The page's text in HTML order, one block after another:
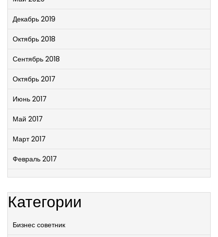
Декабрь 2019
Октябрь 2018
Сентябрь 2018
Октябрь 2017
Июнь 2017
Май 2017
Март 2017
Февраль 2017
Категории
Бизнес советник